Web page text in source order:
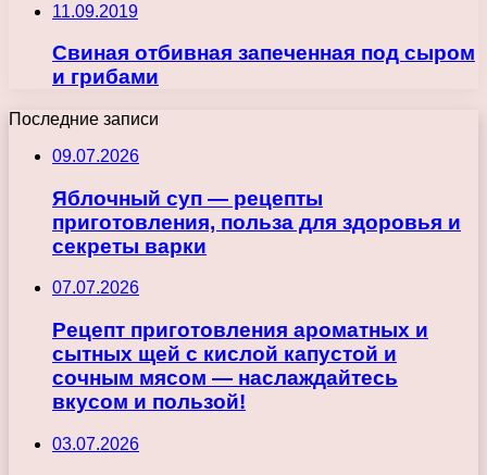
11.09.2019
Свиная отбивная запеченная под сыром
и грибами
Последние записи
09.07.2026
Яблочный суп — рецепты
приготовления, польза для здоровья и
секреты варки
07.07.2026
Рецепт приготовления ароматных и
сытных щей с кислой капустой и
сочным мясом — наслаждайтесь
вкусом и пользой!
03.07.2026